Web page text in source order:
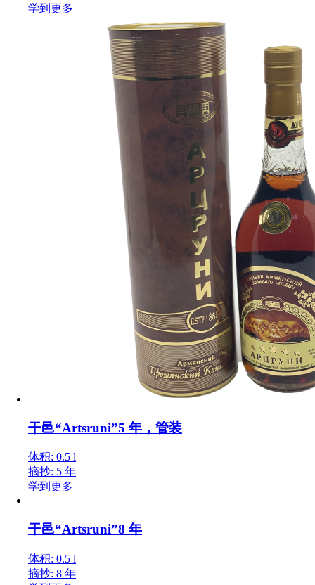
学到更多
干邑“Artsruni”5 年，管装
体积: 0.5 l
摘抄: 5 年
学到更多
干邑“Artsruni”8 年
体积: 0.5 l
摘抄: 8 年